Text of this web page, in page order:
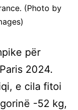
(Photo by
për
2024.
e cila fitoi
-52 kg,